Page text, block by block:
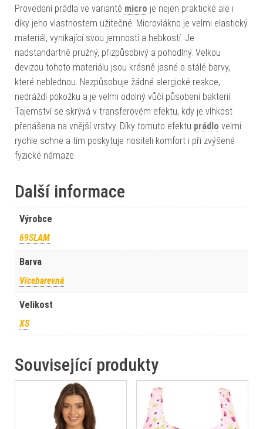
Provedení prádla ve variantě micro je nejen praktické ale i
díky jeho vlastnostem užitečné. Microvlákno je velmi elastický
materiál, vynikající svou jemností a hebkostí. Je
nadstandartně pružný, přizpůsobivý a pohodlný. Velkou
devizou tohoto materiálu jsou krásně jasné a stálé barvy,
které neblednou. Nezpůsobuje žádné alergické reakce,
nedráždí pokožku a je velmi odolný vůčí působení bakterií.
Tajemství se skrývá v transferovém efektu, kdy je vlhkost
přenášena na vnější vrstvy. Díky tomuto efektu prádlo velmi
rychle schne a tím poskytuje nositeli komfort i při zvýšené
fyzické námaze.
Další informace
Výrobce
69SLAM
Barva
Vícebarevná
Velikost
XS
Související produkty